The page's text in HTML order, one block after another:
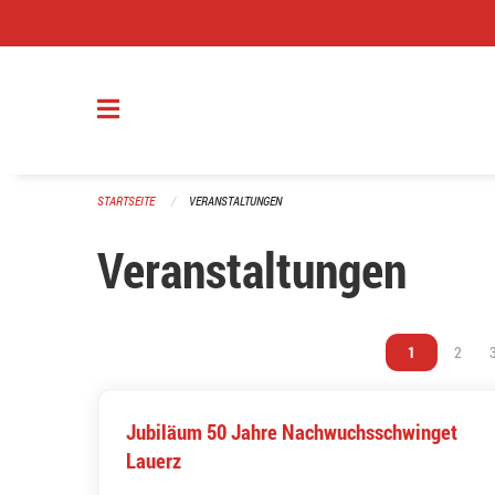
STARTSEITE VERANSTALTUNGEN
Veranstaltungen
Vous êtes sur
1 Vous
2 3
Jubiläum 50 Jahre Nachwuchsschwinget
Lauerz